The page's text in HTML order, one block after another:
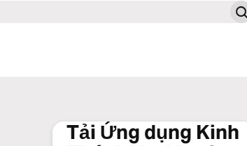
Tải Ứng dụng Kinh